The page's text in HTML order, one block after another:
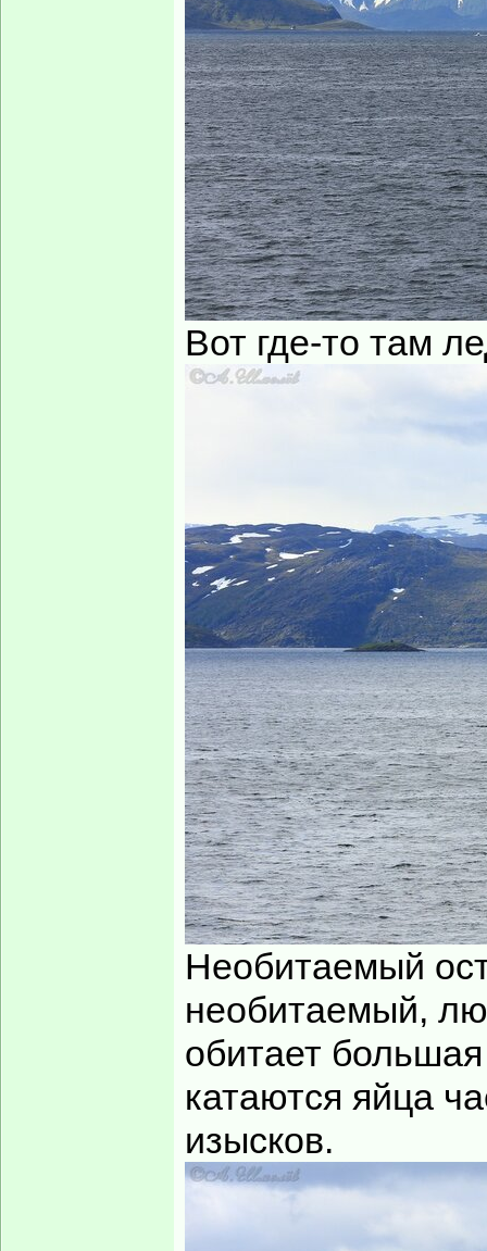
Вот где-то там
Необитаемый
необитаемый,
обитает
катаются яйца
изысков.